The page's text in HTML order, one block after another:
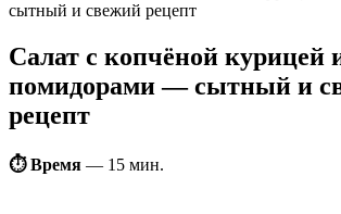
сытный и свежий рецепт
Салат с копчёной курицей
помидорами — сытный и
рецепт
⏱ Время — 15 мин.